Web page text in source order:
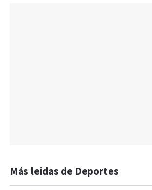
Más leidas de Deportes